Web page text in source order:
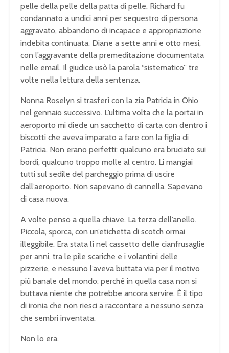
pelle della pelle della patta di pelle. Richard fu
condannato a undici anni per sequestro di persona
aggravato, abbandono di incapace e appropriazione
indebita continuata. Diane a sette anni e otto mesi,
con l’aggravante della premeditazione documentata
nelle email. Il giudice usò la parola “sistematico” tre
volte nella lettura della sentenza.
Nonna Roselyn si trasferì con la zia Patricia in Ohio
nel gennaio successivo. L’ultima volta che la portai in
aeroporto mi diede un sacchetto di carta con dentro i
biscotti che aveva imparato a fare con la figlia di
Patricia. Non erano perfetti: qualcuno era bruciato sui
bordi, qualcuno troppo molle al centro. Li mangiai
tutti sul sedile del parcheggio prima di uscire
dall’aeroporto. Non sapevano di cannella. Sapevano
di casa nuova.
A volte penso a quella chiave. La terza dell’anello.
Piccola, sporca, con un’etichetta di scotch ormai
illeggibile. Era stata lì nel cassetto delle cianfrusaglie
per anni, tra le pile scariche e i volantini delle
pizzerie, e nessuno l’aveva buttata via per il motivo
più banale del mondo: perché in quella casa non si
buttava niente che potrebbe ancora servire. È il tipo
di ironia che non riesci a raccontare a nessuno senza
che sembri inventata.
Non lo era.